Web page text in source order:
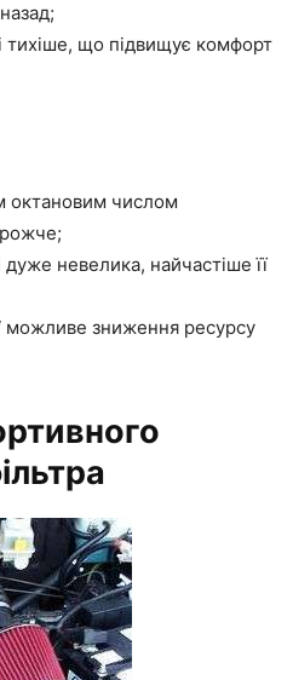
тихіше, що підвищує комфорт
октановим числом
невелика, найчастіше її
можливе зниження ресурсу